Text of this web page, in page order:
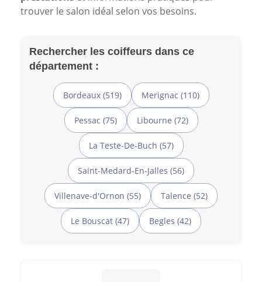
trouver le salon idéal selon vos besoins.
Rechercher les coiffeurs dans ce
département :
Bordeaux (519) Merignac (110)
Pessac (75) Libourne (72)
La Teste-De-Buch (57)
Saint-Medard-En-Jalles (56)
Villenave-d'Ornon (55) Talence (52)
Le Bouscat (47) Begles (42)